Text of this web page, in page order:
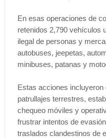
En esas operaciones de
retenidos 2,790 vehículos
ilegal de personas y
autobuses, jeepetas,
minibuses, patanas y
Estas acciones incluyeron
patrullajes terrestres,
chequeo móviles y
frustrar intentos de
traslados clandestinos de